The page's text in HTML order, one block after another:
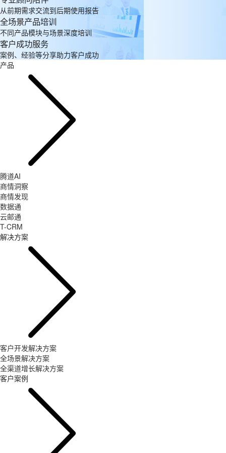
从前期需求交流到后期使用报告
全场景产品培训
不同产品模块与场景深度培训
客户成功服务
案例、经验等分享助力客户成功
产品
腾道AI
商情洞察
商情发现
数据通
云邮通
T-CRM
解决方案
客户开发解决方案
全场景解决方案
全渠道增长解决方案
客户案例